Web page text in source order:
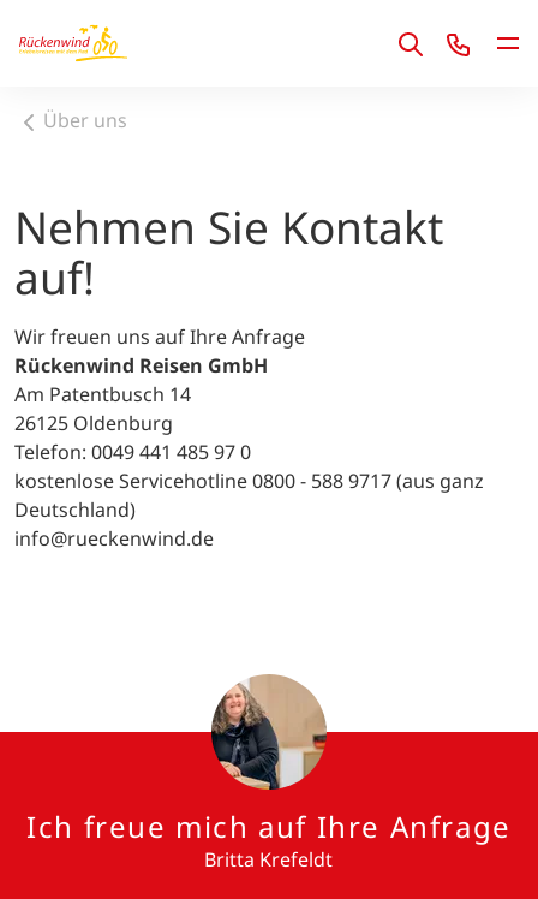
1
Über uns
Nehmen Sie Kontakt
auf!
Wir freuen uns auf Ihre Anfrage
Rückenwind Reisen GmbH
Am Patentbusch 14
26125 Oldenburg
Telefon: 0049 441 485 97 0
kostenlose Servicehotline 0800 - 588 9717 (aus ganz
Deutschland)
info@rueckenwind.de
Ich freue mich auf Ihre Anfrage
Britta Krefeldt